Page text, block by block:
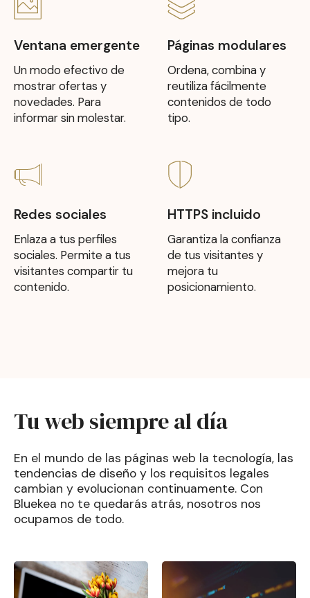
Ventana emergente
Un modo efectivo de
mostrar ofertas y
novedades. Para
informar sin molestar.
Páginas modulares
Ordena, combina y
reutiliza fácilmente
contenidos de todo
tipo.
Redes sociales
Enlaza a tus perfiles
sociales. Permite a tus
visitantes compartir tu
contenido.
HTTPS incluido
Garantiza la confianza
de tus visitantes y
mejora tu
posicionamiento.
Tu web siempre al día
En el mundo de las páginas web la tecnología, las
tendencias de diseño y los requisitos legales
cambian y evolucionan continuamente. Con
Bluekea no te quedarás atrás, nosotros nos
ocupamos de todo.